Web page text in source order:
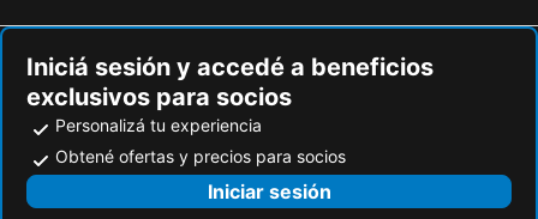
Iniciá sesión y accedé a beneficios
exclusivos para socios
Personalizá tu experiencia
Obtené ofertas y precios para socios
Iniciar sesión